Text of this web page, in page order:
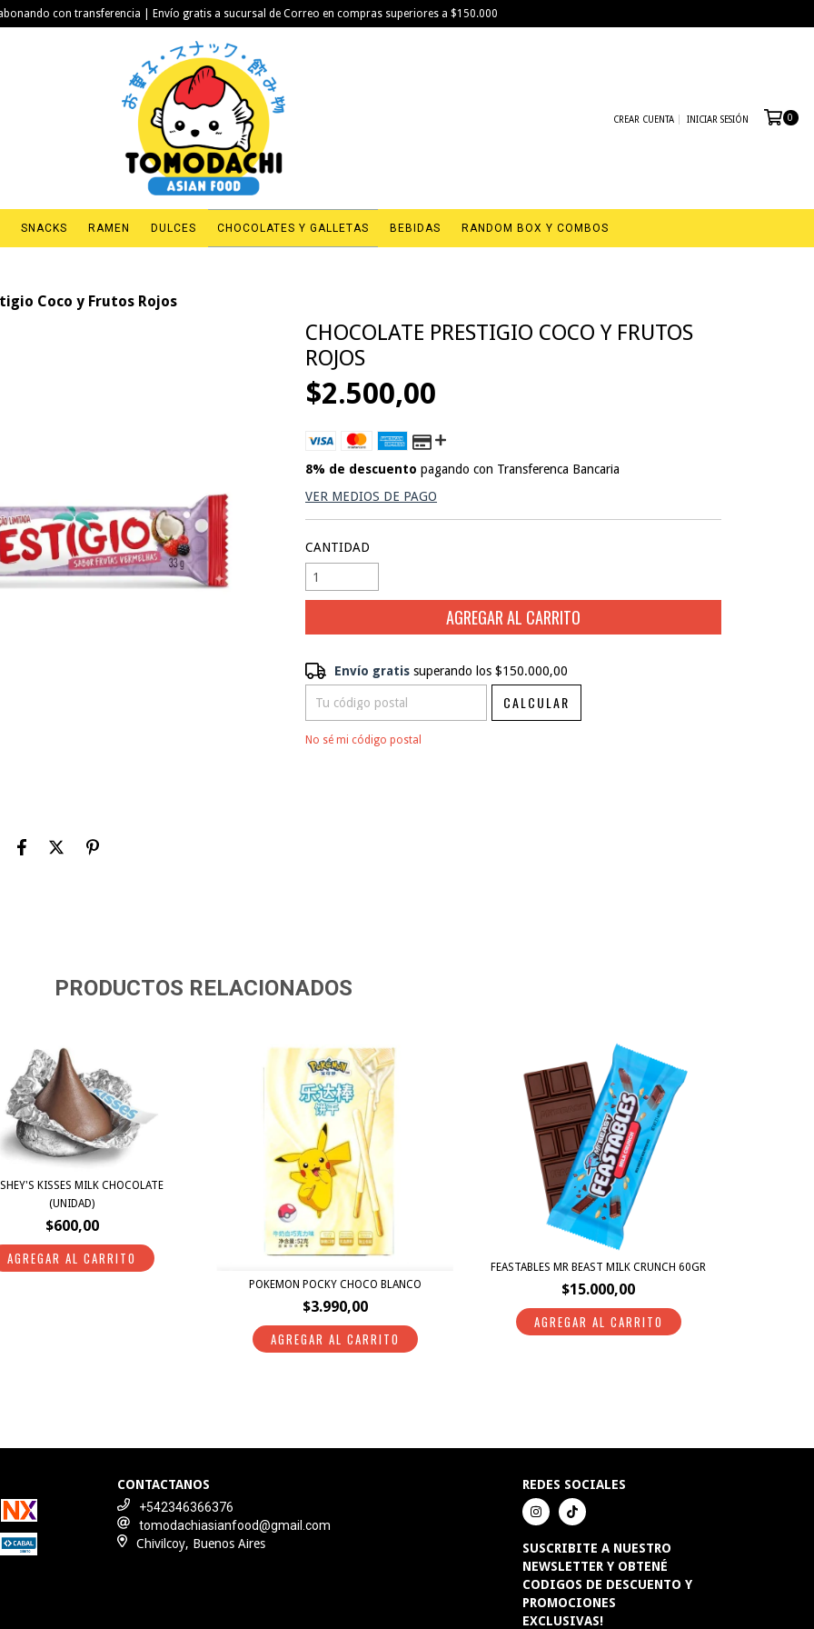
con transferencia | Envío gratis a sucursal de Correo en compras superiores a $150.000
CREAR CUENTA INICIAR SESIÓN 0
SNACKS RAMEN DULCES CHOCOLATES Y GALLETAS BEBIDAS RANDOM BOX Y COMBOS
Coco y Frutos Rojos
CHOCOLATE PRESTIGIO COCO Y FRUTOS
ROJOS
$2.500,00
8% de descuento pagando con Transferenca Bancaria
VER MEDIOS DE PAGO
CANTIDAD
Envío gratis $150.000,00
Entregas para el CP:
Envío gratis superando los$150.000,00
CALCULAR
No sé mi código postal
PRODUCTOS RELACIONADOS
KISSES MILK CHOCOLATE
(UNIDAD)
$600,00
POKEMON POCKY CHOCO BLANCO
$3.990,00
FEASTABLES MR BEAST MILK CRUNCH 60GR
$15.000,00
CONTACTANOS
+542346366376
tomodachiasianfood@gmail.com
Chivilcoy, Buenos Aires
REDES SOCIALES
SUSCRIBITE A NUESTRO
NEWSLETTER Y OBTENÉ
CODIGOS DE DESCUENTO Y
PROMOCIONES
EXCLUSIVAS!